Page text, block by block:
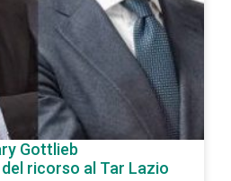
Gottlieb
ricorso al Tar Lazio